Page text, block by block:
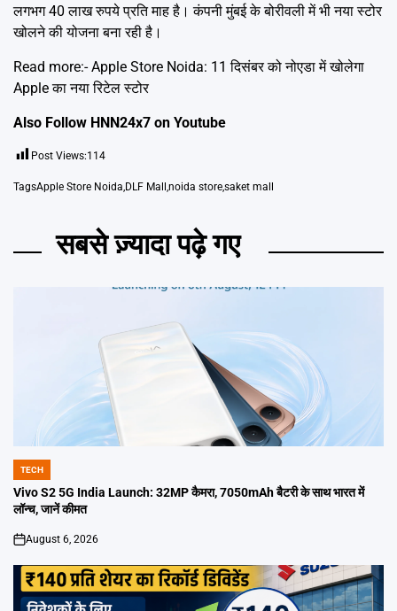
लगभग 40 लाख रुपये प्रति माह है। कंपनी मुंबई के बोरीवली में भी नया स्टोर
खोलने की योजना बना रही है।
Read more:-Apple Store Noida: 11 दिसंबर को नोएडा में खोलेगा
Apple का नया रिटेल स्टोर
Also Follow HNN24x7 on Youtube
Post Views:114
TagsApple Store Noida,DLF Mall ,noida store,saket mall
सबसे ज़्यादा पढ़े गए
POSTED
IN
TECH
Vivo S2 5G India Launch: 32MP कैमरा, 7050mAh बैटरी के साथ भारत में
लॉन्च, जानें कीमत
on
August 6, 2026